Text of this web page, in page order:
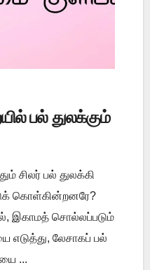
பல் துலக்கும்
சிலர் பல் துலக்கி
கொள்கின்றனரே?
இகாமத் சொல்லப்படும்
எடுத்து, லேசாகப் பல்
...